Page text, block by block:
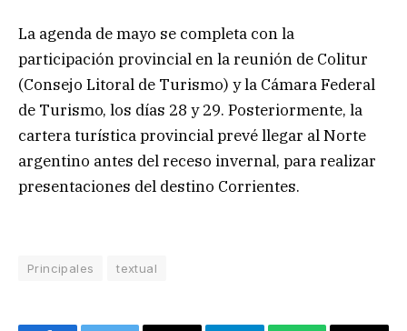
La agenda de mayo se completa con la
participación provincial en la reunión de Colitur
(Consejo Litoral de Turismo) y la Cámara Federal
de Turismo, los días 28 y 29. Posteriormente, la
cartera turística provincial prevé llegar al Norte
argentino antes del receso invernal, para realizar
presentaciones del destino Corrientes.
Principales textual